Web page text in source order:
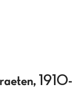
1910-